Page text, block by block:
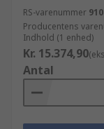
RS-varenummer
Producentens
Indhold (1 enhed)
Kr. 15.374,90
Antal